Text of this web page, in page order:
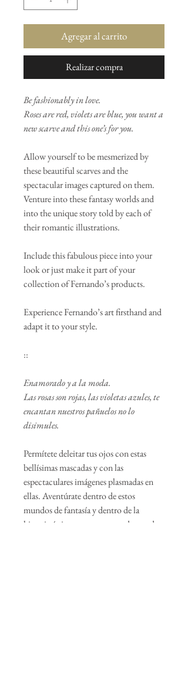
Agregar al carrito
Realizar compra
Be fashionably in love.
Roses are red, violets are blue, you want a
new scarve and this one’s for you.
Allow yourself to be mesmerized by
these beautiful scarves and the
spectacular images captured on them.
Venture into these fantasy worlds and
into the unique story told by each of
their romantic illustrations.
Include this fabulous piece into your
look or just make it part of your
collection of Fernando’s products.
Experience Fernando’s art firsthand and
adapt it to your style.
::
Enamorado y a la moda.
Las rosas son rojas, las violetas azules, te
encantan nuestros pañuelos no lo
disimules.
Permítete deleitar tus ojos con estas
bellísimas mascadas y con las
espectaculares imágenes plasmadas en
ellas. Aventúrate dentro de estos
mundos de fantasía y dentro de la
historia única que cuentan cada una de